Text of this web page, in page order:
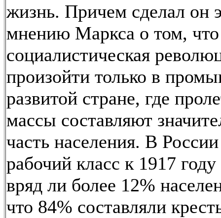
жизнь. Причем сделал он
мнению Маркса о том, что
социалистическая
произойти только в
развитой стране, где
массы составляют
часть населения. В
рабочий класс к 1917 году
вряд ли более 12%
что 84% составляли